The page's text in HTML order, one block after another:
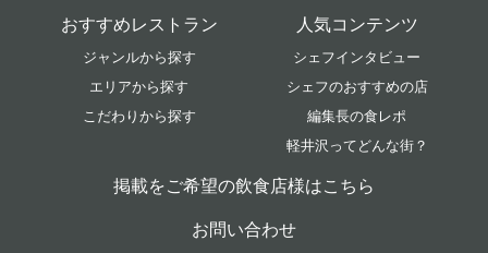
おすすめレストラン
ジャンルから探す
エリアから探す
こだわりから探す
人気コンテンツ
シェフインタビュー
シェフのおすすめの店
編集長の食レポ
軽井沢ってどんな街？
掲載をご希望の飲食店様はこちら
お問い合わせ